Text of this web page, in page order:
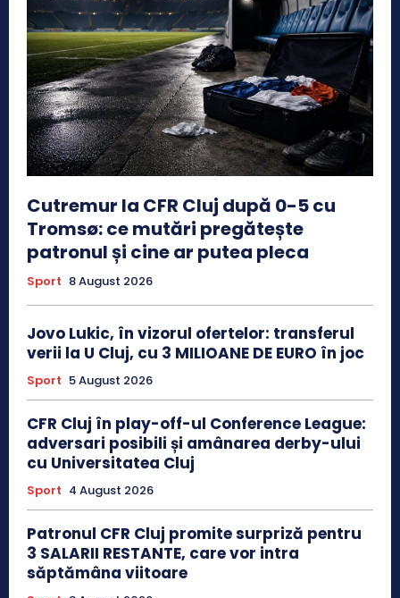
Cutremur la CFR Cluj după 0-5 cu
Tromsø: ce mutări pregătește
patronul și cine ar putea pleca
Sport 8 August 2026
Jovo Lukic, în vizorul ofertelor: transferul
verii la U Cluj, cu 3 MILIOANE DE EURO în joc
Sport 5 August 2026
CFR Cluj în play-off-ul Conference League:
adversari posibili și amânarea derby-ului
cu Universitatea Cluj
Sport 4 August 2026
Patronul CFR Cluj promite surpriză pentru
3 SALARII RESTANTE, care vor intra
săptămâna viitoare